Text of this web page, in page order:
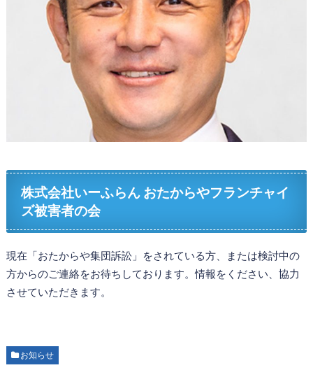
株式会社いーふらん おたからやフランチャイ
ズ被害者の会
現在「おたからや集団訴訟」をされている方、または検討中の
方からのご連絡をお待ちしております。情報をください、協力
させていただきます。
お知らせ